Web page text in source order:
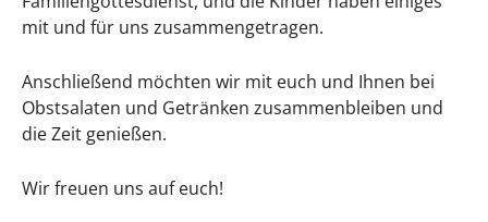
mit und für uns zusammengetragen.
Anschließend möchten wir mit euch und Ihnen bei
Obstsalaten und Getränken zusammenbleiben und
die Zeit genießen.
Wir freuen uns auf euch!